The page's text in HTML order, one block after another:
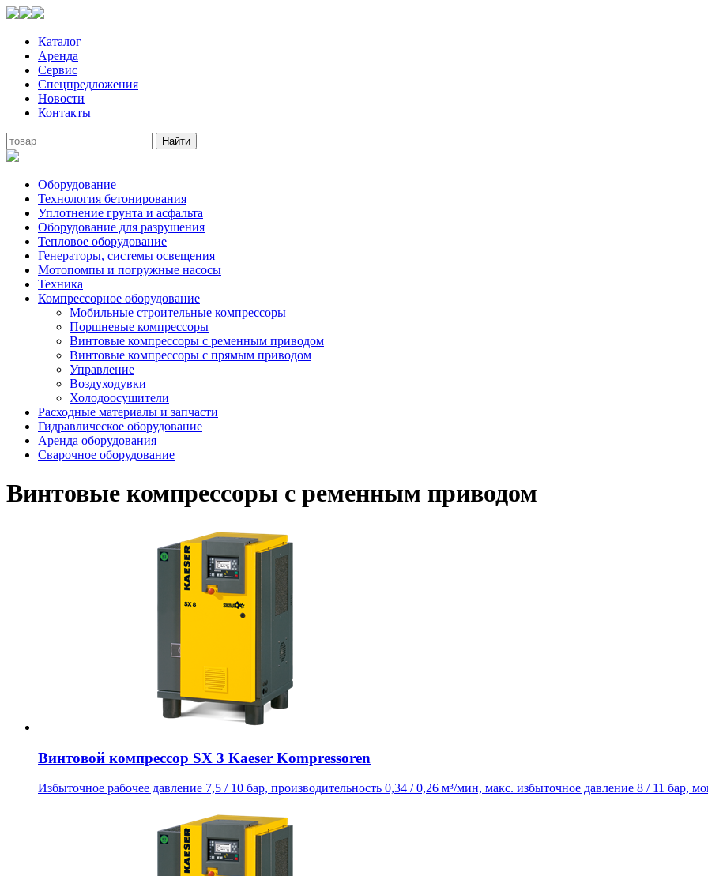
Каталог
Аренда
Сервис
Спецпредложения
Новости
Контакты
Оборудование
Технология бетонирования
Уплотнение грунта и асфальта
Оборудование для разрушения
Тепловое оборудование
Генераторы, системы освещения
Мотопомпы и погружные насосы
Техника
Компрессорное оборудование
Мобильные строительные компрессоры
Поршневые компрессоры
Винтовые компрессоры с ременным приводом
Винтовые компрессоры с прямым приводом
Управление
Воздуходувки
Холодоосушители
Расходные материалы и запчасти
Гидравлическое оборудование
Аренда оборудования
Сварочное оборудование
Винтовые компрессоры с ременным приводом
Винтовой компрессор SX 3 Kaeser Kompressoren
Избыточное рабочее давление 7,5 / 10 бар, производительность 0,34 / 0,26 м³/мин, макс. избыточное давление 8 / 11 бар,